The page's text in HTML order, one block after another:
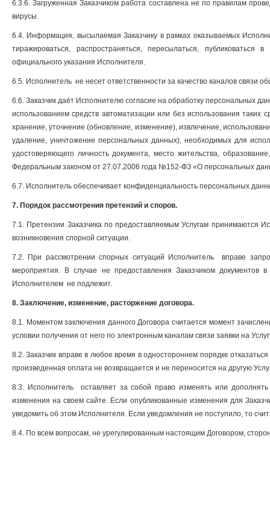
6.3.6. Загруженная Заказчиком работа составлена не по правилам
вирусы.
6.4. Информация, высылаемая Заказчику в рамках оказываемых
тиражироваться, распространяться, пересылаться,
официального указания Исполнителя.
6.5. Исполнитель не несет ответственности за качество каналов связи
6.6. Заказчик даёт Исполнителю согласие на обработку персональных
использованием средств автоматизации или без использования
хранение, уточнение (обновление, изменение), извлечение,
удаление, уничтожение персональных данных), необходимых для
удостоверяющего личность документа, место жительства,
Федеральным законом от 27.07.2006 года №152-ФЗ «О персональных
6.7. Исполнитель обеспечивает конфиденциальность персональных
7. Порядок рассмотрения претензий и споров.
7.1. Претензии Заказчика по предоставляемым Услугам принимаются
возникновения спорной ситуации.
7.2. При рассмотрении спорных ситуаций Исполнитель вправе
мероприятия. В случае не предоставления Заказчиком
Исполнителем не подлежит.
8. Заключение, изменение, расторжение договора.
8.1. Моментом заключения данного Договора считается момент
условии получения от него по электронным каналам связи заявки на
8.2. Заказчик вправе в любое время в одностороннем порядке
произведенная оплата не возвращается и не переносится на другую
8.3. Исполнитель оставляет за собой право изменять или
изменения на своем сайте. Если опубликованные изменения для
уведомить об этом Исполнителя. Если уведомления не поступило, то
8.4. По всем вопросам, не урегулированным настоящим Договором,